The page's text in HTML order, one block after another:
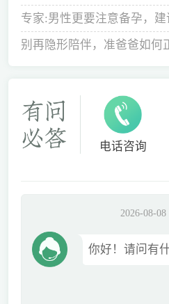
专家:男性更要注意备孕，
间
别再隐形陪伴，准爸爸如何
电话咨询
2026-08-08
你好！请问有